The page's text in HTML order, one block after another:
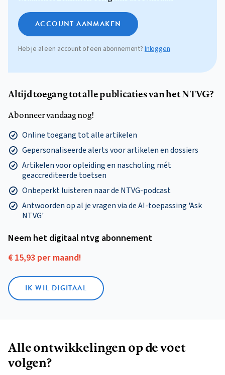
ACCOUNT AANMAKEN
Heb je al een account of een abonnement?Inloggen
Altijd toegang tot alle publicaties van het NTVG?
Abonneer vandaag nog!
Online toegang tot alle artikelen
Gepersonaliseerde alerts voor artikelen en dossiers
Artikelen voor opleiding en nascholing mét
geaccrediteerde toetsen
Onbeperkt luisteren naar de NTVG-podcast
Antwoorden op al je vragen via de AI-toepassing 'Ask
NTVG'
Neem het digitaal ntvg abonnement
€ 15,93 per maand!
IK WIL DIGITAAL
Alle ontwikkelingen op de voet
volgen?